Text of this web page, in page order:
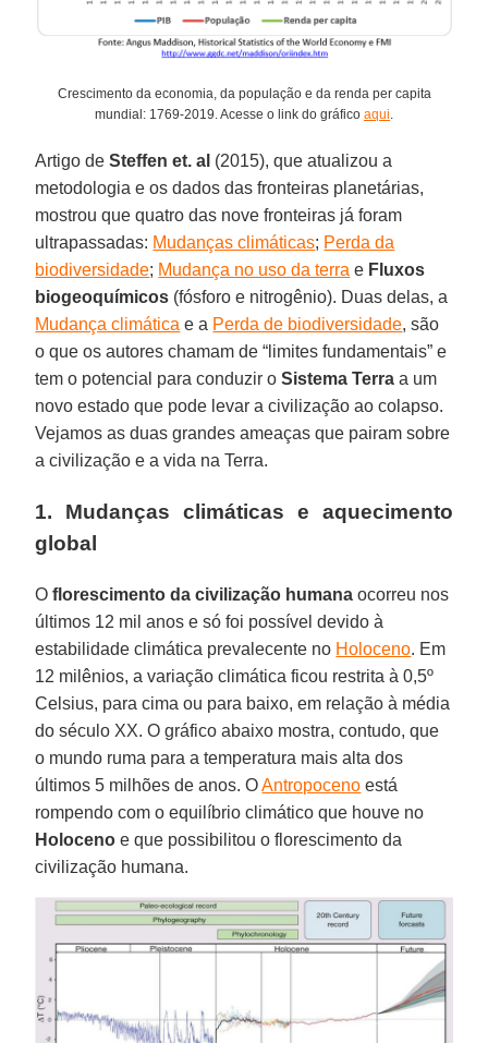
Crescimento da economia, da população e da renda per capita
mundial: 1769-2019. Acesse o link do gráfico aqui.
Artigo de Steffen et. al (2015), que atualizou a
metodologia e os dados das fronteiras planetárias,
mostrou que quatro das nove fronteiras já foram
ultrapassadas: Mudanças climáticas; Perda da
biodiversidade; Mudança no uso da terra e Fluxos
biogeoquímicos (fósforo e nitrogênio). Duas delas, a
Mudança climática e a Perda de biodiversidade, são
o que os autores chamam de “limites fundamentais” e
tem o potencial para conduzir oSistema Terra a um
novo estado que pode levar a civilização ao colapso.
Vejamos as duas grandes ameaças que pairam sobre
a civilização e a vida na Terra.
1. Mudanças climáticas e aquecimento
global
Oflorescimento da civilização humana ocorreu nos
últimos 12 mil anos e só foi possível devido à
estabilidade climática prevalecente no Holoceno. Em
12 milênios, a variação climática ficou restrita à 0,5º
Celsius, para cima ou para baixo, em relação à média
do século XX. O gráfico abaixo mostra, contudo, que
o mundo ruma para a temperatura mais alta dos
últimos 5 milhões de anos. OAntropoceno está
rompendo com o equilíbrio climático que houve no
Holoceno e que possibilitou o florescimento da
civilização humana.